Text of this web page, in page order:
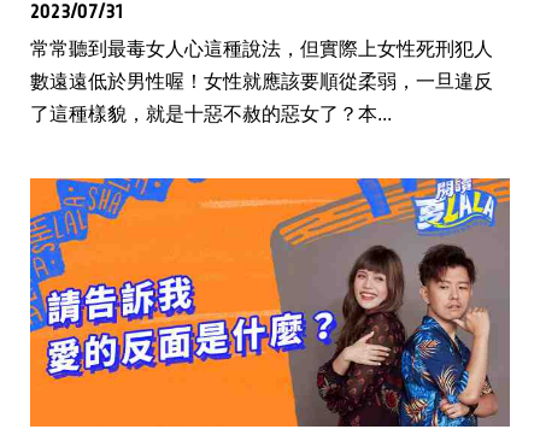
2023/07/31
常常聽到最毒女人心這種說法，但實際上女性死刑犯人
數遠遠低於男性喔！女性就應該要順從柔弱，一旦違反
了這種樣貌，就是十惡不赦的惡女了？本...